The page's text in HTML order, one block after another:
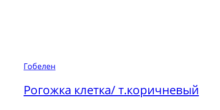
Гобелен
Рогожка клетка/ т.коричневый